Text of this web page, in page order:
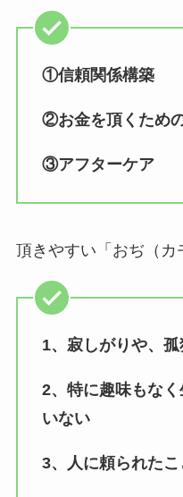
①信頼関係構築
②お金を頂くため
③アフターケア
頂きやすい「おぢ（カ
1、寂しがりや、
2、特に趣味もな
いない
3、人に頼られた